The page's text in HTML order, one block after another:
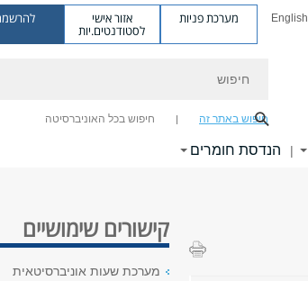
English מערכת פניות אזור אישי
לסטודנטים.יות
חיפוש באתר זה חיפוש בכל האוניברסיטה
| הנדסת חומרים
קישורים שימושיים
מערכת שעות אוניברסיטאית